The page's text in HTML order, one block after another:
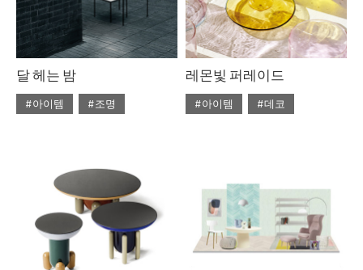
달 헤는 밤
#아이템
#조명
#조명 디자인
#테이블
#트렌드
레몬빛 퍼레이드
#아이템
#데코
#에르메스
#테이블
#토즈
#패션